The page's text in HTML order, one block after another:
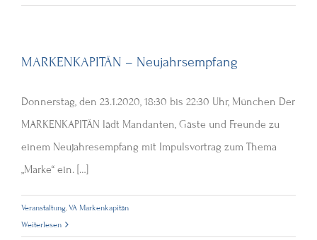
MARKENKAPITÄN – Neujahrsempfang
Donnerstag, den 23.1.2020, 18:30 bis 22:30 Uhr, München Der
MARKENKAPITÄN lädt Mandanten, Gäste und Freunde zu
einem Neujahresempfang mit Impulsvortrag zum Thema
„Marke“ ein. […]
Veranstaltung,VA Markenkapitän
Weiterlesen